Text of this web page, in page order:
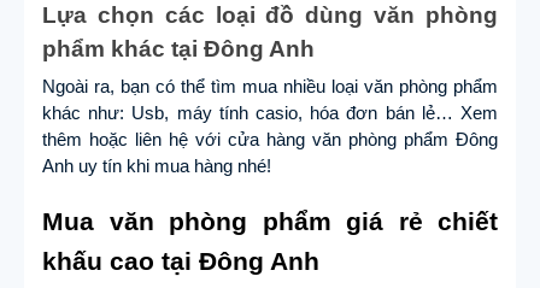
Lựa chọn các loại đồ dùng văn phòng
phẩm khác tại Đông Anh
Ngoài ra, bạn có thể tìm mua nhiều loại văn phòng phẩm
khác như: Usb, máy tính casio, hóa đơn bán lẻ… Xem
thêm hoặc liên hệ với cửa hàng văn phòng phẩm Đông
Anh uy tín khi mua hàng nhé!
Mua văn phòng phẩm giá rẻ chiết
khấu cao tại Đông Anh